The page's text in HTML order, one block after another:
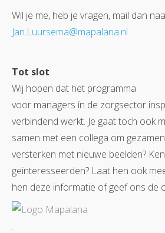
Wil je me, heb je vragen, mail dan
Jan.Luursema@mapalana.nl
Tot slot
Wij hopen dat het programma
voor managers in de zorgsector
verbindend werkt. Je gaat toch ook
samen met een collega om
versterken met nieuwe beelden?
geïnteresseerden? Laat hen ook
hen deze informatie of geef ons de
.